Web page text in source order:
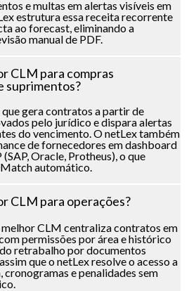
e multas em alertas visíveis em
estrutura essa receita recorrente
ao forecast, eliminando a
manual de PDF.
CLM para compras
suprimentos?
gera contratos a partir de
pelo jurídico e dispara alertas
do vencimento. O netLex também
de fornecedores em dashboard
Oracle, Protheus), o que
automático.
CLM para operações?
melhor CLM centraliza contratos em
permissões por área e histórico
retrabalho por documentos
que o netLex resolve o acesso a
cronogramas e penalidades sem